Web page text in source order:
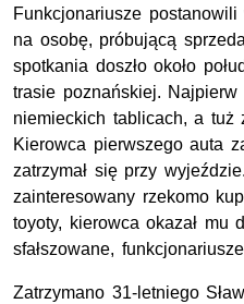
Funkcjonariusze
na osobę, próbującą
spotkania doszło około
trasie poznańskiej. Najpierw
niemieckich tablicach, a tuż
Kierowca pierwszego auta
zatrzymał się przy
zainteresowany rzekomo
toyoty, kierowca okazał mu
sfałszowane,
Zatrzymano 31-letniego